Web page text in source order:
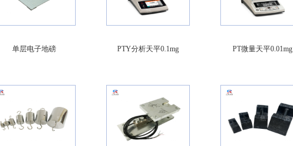
单层电子地磅 PTY分析天平0.1mg PT微量天平0.01mg